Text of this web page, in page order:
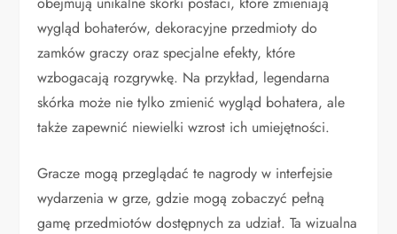
wygląd bohaterów, dekoracyjne przedmioty do
zamków graczy oraz specjalne efekty, które
wzbogacają rozgrywkę. Na przykład, legendarna
skórka może nie tylko zmienić wygląd bohatera, ale
także zapewnić niewielki wzrost ich umiejętności.
Gracze mogą przeglądać te nagrody w interfejsie
wydarzenia w grze, gdzie mogą zobaczyć pełną
gamę przedmiotów dostępnych za udział. Ta wizualna